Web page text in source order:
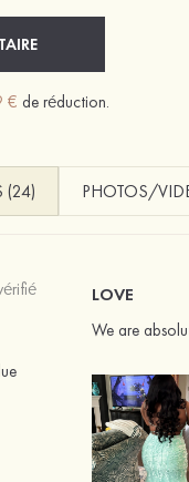
€ de réduction.
(24) PHOTOS/
LOVE
We are